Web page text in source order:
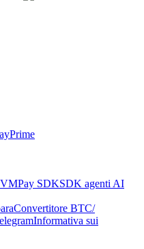
Prime
Pay SDKSDK agenti AI
Convertitore BTC/
Informativa sui